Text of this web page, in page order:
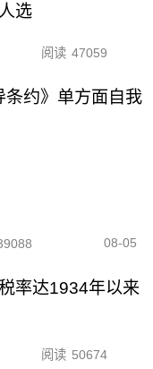
选
阅读 47059
约》单方面自我
08-05
率达1934年以来
阅读 50674